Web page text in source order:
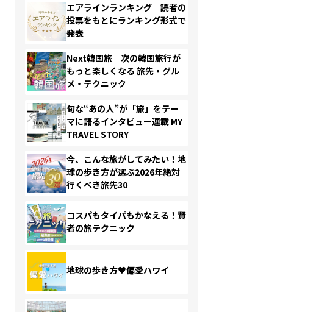
エアラインランキング 読者の
投票をもとにランキング形式で
発表
Next韓国旅 次の韓国旅行が
もっと楽しくなる 旅先・グル
メ・テクニック
旬な“あの人”が「旅」をテー
マに語るインタビュー連載 MY
TRAVEL STORY
今、こんな旅がしてみたい！地
球の歩き方が選ぶ2026年絶対
行くべき旅先30
コスパもタイパもかなえる！賢
者の旅テクニック
地球の歩き方♥偏愛ハワイ